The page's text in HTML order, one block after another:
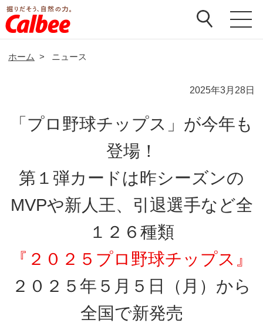
ホーム > ニュース
2025年3月28日
「プロ野球チップス」が今年も
登場！
第１弾カードは昨シーズンの
MVPや新人王、引退選手など全
１２６種類
『２０２５プロ野球チップス』
２０２５年５月５日（月）から
全国で新発売